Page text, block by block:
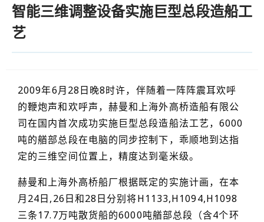
智能三维调整设备实施巨型总段造船工
艺
2009年6月28日晚8时许，伴随着一阵阵震耳欢呼
的鞭炮声和欢呼声，赫曼和上海外高桥造船有限公
司在国内首次成功实施巨型总段造船法工艺，6000
吨的艏部总段在电脑的同步控制下，乖顺地到达指
定的三维空间位置上，精度达到毫米级。
赫曼和上海外高桥船厂根据既定的实施计画，在本
月24日,26日和28日分别将H1133,H1094,H1098
三条17.7万吨散货船的6000吨艏部总段（含4个环